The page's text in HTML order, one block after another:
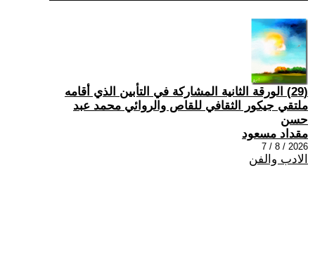
(29) الورقة الثانية المشاركة في التأبين الذي أقامه
ملتقي جيكور الثقافي للقاص والروائي محمد عبد
حسن
مقداد مسعود
2026 / 8 / 7
الادب والفن